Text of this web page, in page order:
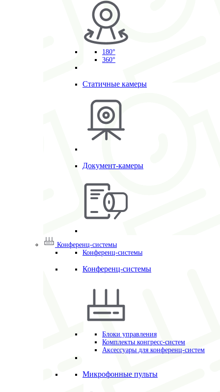
180°
360°
Статичные камеры
Документ-камеры
Конференц-системы
Конференц-системы
Конференц-системы
Блоки управления
Комплекты конгресс-систем
Аксессуары для конференц-систем
Микрофонные пульты